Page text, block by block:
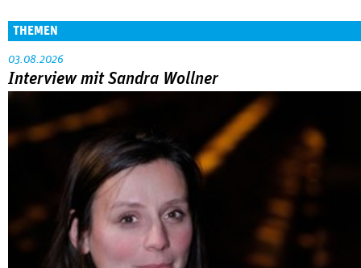
THEMEN
03.08.2026
Interview mit Sandra Wollner